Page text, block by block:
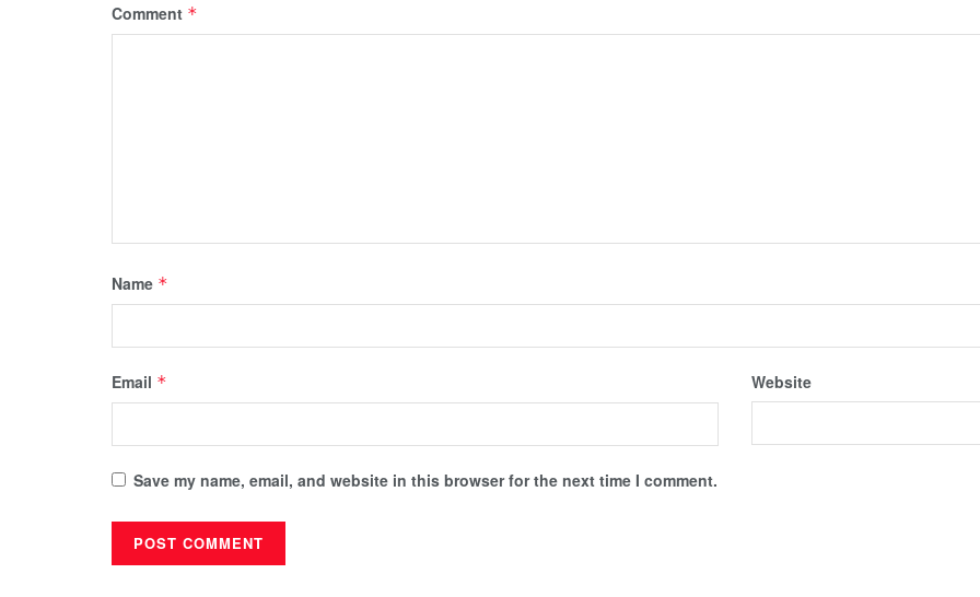
Comment *
Name *
Email * Website
Save my name, email, and website in this browser for the next time I comment.